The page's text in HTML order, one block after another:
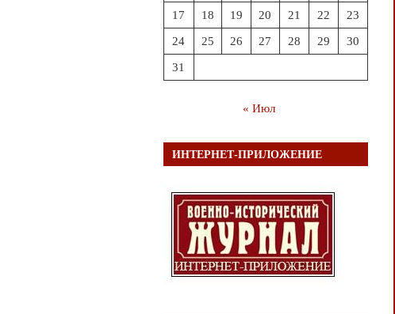
17 18 19 20 21 22 23
24 25 26 27 28 29 30
31
« Июл
ИНТЕРНЕТ-ПРИЛОЖЕНИЕ